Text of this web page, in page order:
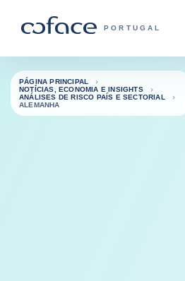
COFACE FOR
PORTUGAL
Voltar à página principal
PÁGINA PRINCIPAL
NOTÍCIAS, ECONOMIA E INSIGHTS
ANÁLISES DE RISCO PAÍS E SECTORIAL
ALEMANHA